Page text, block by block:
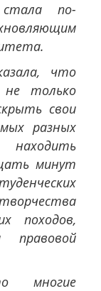
стала по-
что
не только
свои
разных
минут
походов,
правовой
многие